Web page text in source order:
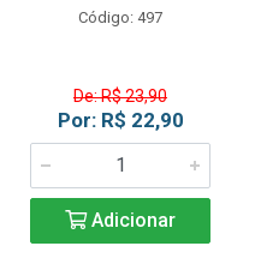
Código: 497
De: R$ 23,90
Por: R$ 22,90
Adicionar